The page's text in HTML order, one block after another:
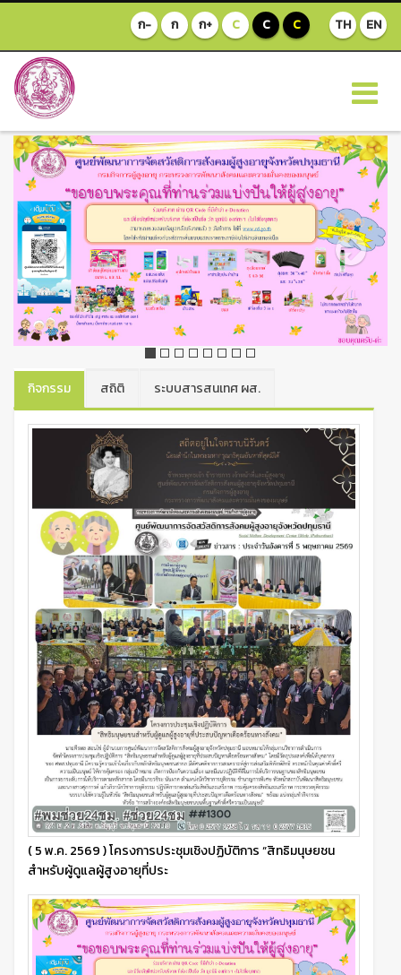
TH EN
ก- ก ก+ C C C
Previous Next
กิจกรรม สถิติ ระบบสารสนเทศ ผส.
( 5 พ.ค. 2569 ) โครงการประชุมเชิงปฏิบัติการ “สิทธิมนุษยชน
สำหรับผู้ดูแลผู้สูงอายุที่ประ